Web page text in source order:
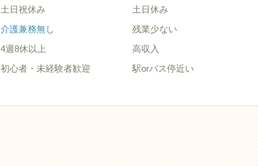
土日祝休み 土日休み
介護兼務無し 残業少ない
4週8休以上 高収入
初心者・未経験者歓迎 駅orバス停近い